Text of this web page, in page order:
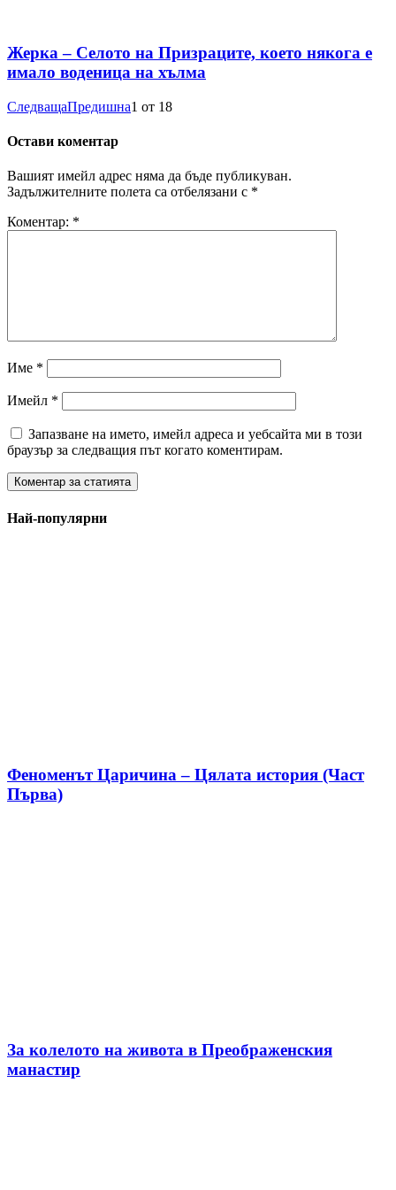
Жерка – Селото на Призраците, което някога е
имало воденица на хълма
СледващаПредишна1 от 18
Остави коментар
Вашият имейл адрес няма да бъде публикуван.
Задължителните полета са отбелязани с *
Коментар: *
Име *
Имейл *
Запазване на името, имейл адреса и уебсайта ми в този
браузър за следващия път когато коментирам.
Най-популярни
Феноменът Царичина – Цялата история (Част
Първа)
За колелото на живота в Преображенския
манастир